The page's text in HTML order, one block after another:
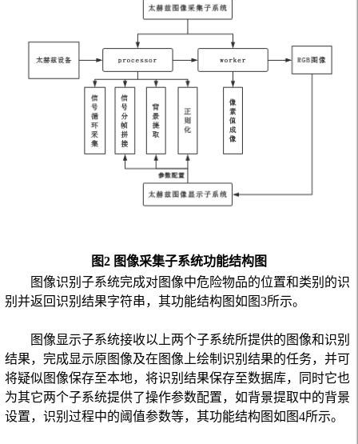
图2 图像采集子系统功能结构图
图像识别子系统完成对图像中危险物品的位置和类别的识
别并返回识别结果字符串，其功能结构图如图3所示。
图像显示子系统接收以上两个子系统所提供的图像和识别
结果，完成显示原图像及在图像上绘制识别结果的任务，并可
将疑似图像保存至本地，将识别结果保存至数据库，同时它也
为其它两个子系统提供了操作参数配置，如背景提取中的背景
设置，识别过程中的阈值参数等，其功能结构图如图4所示。